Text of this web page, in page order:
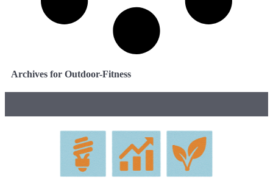
Archives for Outdoor-Fitness